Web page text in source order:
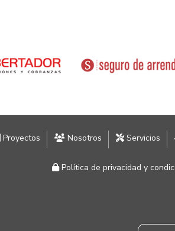
Proyectos Nosotros Servicios
Política de privacidad y